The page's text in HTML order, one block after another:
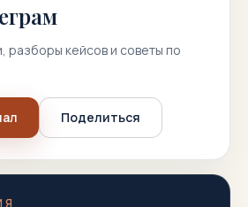
разборы кейсов и советы по
Поделиться